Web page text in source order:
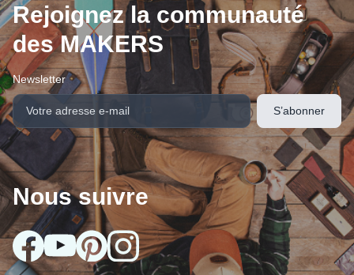
Rejoignez la communauté
des MAKERS
Newsletter
Nous suivre